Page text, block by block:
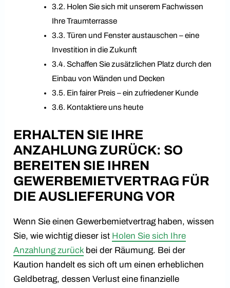
Holen Sie sich mit unserem Fachwissen
Ihre Traumterrasse
Türen und Fenster austauschen – eine
Investition in die Zukunft
Schaffen Sie zusätzlichen Platz durch den
Einbau von Wänden und Decken
Ein fairer Preis – ein zufriedener Kunde
Kontaktiere uns heute
ERHALTEN SIE IHRE
ANZAHLUNG ZURÜCK: SO
BEREITEN SIE IHREN
GEWERBEMIETVERTRAG FÜR
DIE AUSLIEFERUNG VOR
Wenn Sie einen Gewerbemietvertrag haben, wissen
Sie, wie wichtig dieser ist Holen Sie sich Ihre
Anzahlung zurückbei der Räumung. Bei der
Kaution handelt es sich oft um einen erheblichen
Geldbetrag, dessen Verlust eine finanzielle